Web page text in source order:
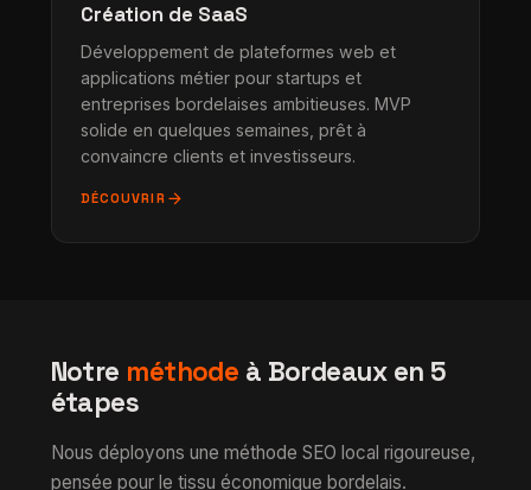
Création de SaaS
Développement de plateformes web et
applications métier pour startups et
entreprises bordelaises ambitieuses. MVP
solide en quelques semaines, prêt à
convaincre clients et investisseurs.
DÉCOUVRIR arrow_forward
Notre méthode à Bordeaux en 5
étapes
Nous déployons une méthode SEO local rigoureuse,
pensée pour le tissu économique bordelais.